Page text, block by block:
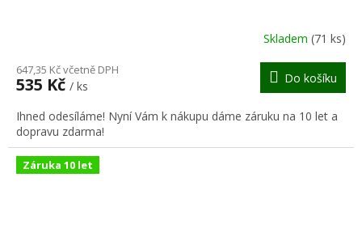
R
M
A
Skladem (71 ks)
647,35 Kč včetně DPH
535 Kč / ks
Do košíku
Ihned odesíláme! Nyní Vám k nákupu dáme záruku na 10 let a
dopravu zdarma!
Záruka 10 let